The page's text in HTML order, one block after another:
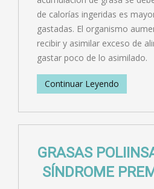
de calorías ingeridas es
gastadas. El organismo
recibir y asimilar exceso de
gastar poco de lo asimilado.
Continuar Leyendo
GRASAS
SÍNDROME